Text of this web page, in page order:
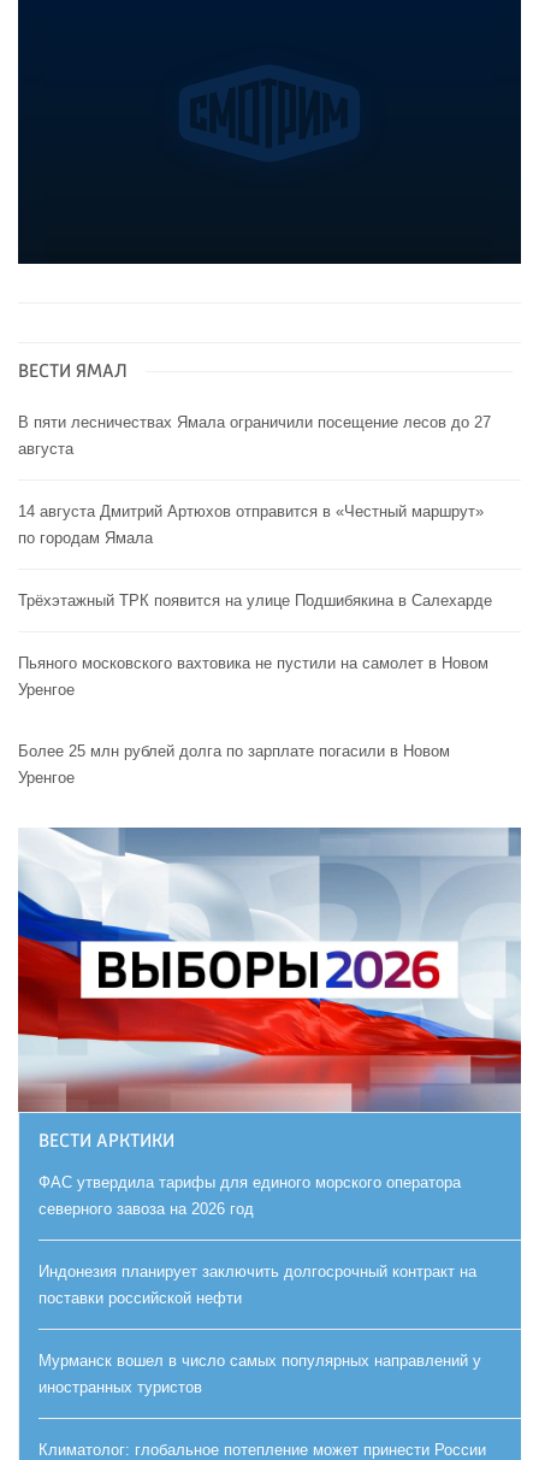
ВЕСТИ ЯМАЛ
В пяти лесничествах Ямала ограничили посещение лесов до 27
августа
14 августа Дмитрий Артюхов отправится в «Честный маршрут»
по городам Ямала
Трёхэтажный ТРК появится на улице Подшибякина в Салехарде
Пьяного московского вахтовика не пустили на самолет в Новом
Уренгое
Более 25 млн рублей долга по зарплате погасили в Новом
Уренгое
ВЕСТИ АРКТИКИ
ФАС утвердила тарифы для единого морского оператора
северного завоза на 2026 год
Индонезия планирует заключить долгосрочный контракт на
поставки российской нефти
Мурманск вошел в число самых популярных направлений у
иностранных туристов
Климатолог: глобальное потепление может принести России